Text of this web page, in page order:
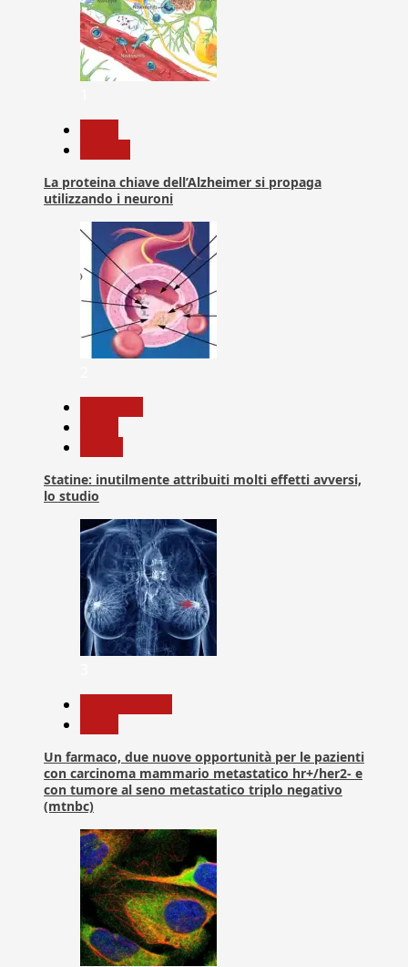
La proteina chiave dell’Alzheimer si propaga
utilizzando i neuroni
Statine: inutilmente attribuiti molti effetti avversi,
lo studio
Un farmaco, due nuove opportunità per le pazienti
con carcinoma mammario metastatico hr+/her2- e
con tumore al seno metastatico triplo negativo
(mtnbc)